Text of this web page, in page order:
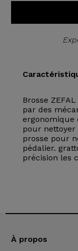
Brosse
par des
ergonomique
pour nettoyer
prosse pour
pédalier.
précision les
À propos